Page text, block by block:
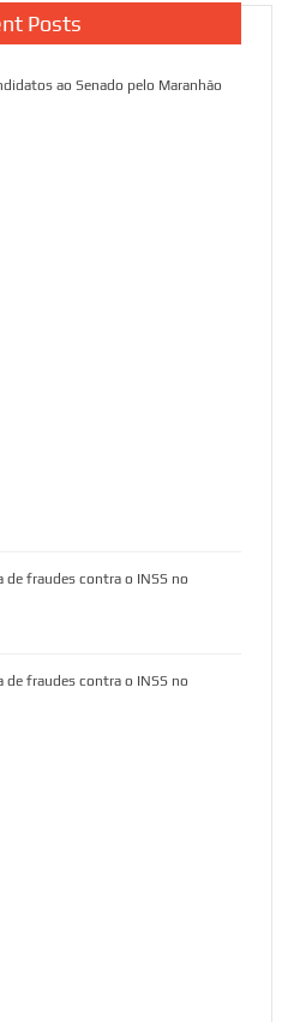
Posts
ao Senado pelo Maranhão
de fraudes contra o INSS no
de fraudes contra o INSS no